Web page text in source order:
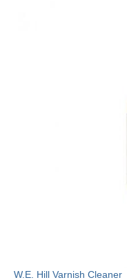
W.E. Hill Varnish Cleaner